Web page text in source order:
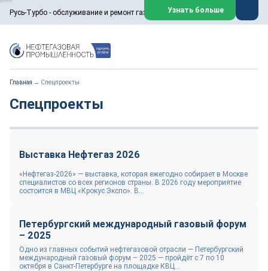
Русь-Турбо - обслуживание и ремонт газовых паровых турбин
ООО «Русь-Турбо» занимается сервисом газовых и паровых
турбин, комплексным ремонтом, восстановлением,
техническим обслуживанием оборудования ТЭС,
работают на нефтегазовых, нефтехимических,
металлургических и других предприятиях.
Реклама. ООО «Русь-Турбо», ИНН 7802588950
Перейти на сайт
Узнать больше
Главная → Спецпроекты
Спецпроекты
Выставка Нефтегаз 2026
«Нефтегаз-2026» — выставка, которая ежегодно собирает в Москве
специалистов со всех регионов страны. В 2026 году мероприятие
состоится в МВЦ «Крокус Экспо». В...
Петербургский международный газовый форум
– 2025
Одно из главных событий нефтегазовой отрасли — Петербургский
международный газовый форум – 2025 — пройдёт с 7 по 10
октября в Санкт-Петербурге на площадке КВЦ...